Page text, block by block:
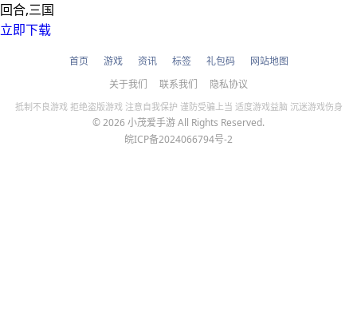
回合,三国
立即下载
首页 游戏 资讯 标签 礼包码
网站地图
关于我们
联系我们 隐私协议
抵制不良游戏 拒绝盗版游戏 注意自我保护 谨防受骗上当 适度游戏益脑 沉迷游戏伤身
© 2026 小茂爱手游 All Rights Reserved.
皖ICP备2024066794号-2